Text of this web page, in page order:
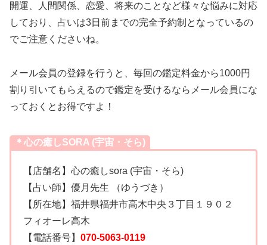
開運、人間関係、恋愛、将来のことなど様々な悩みに対応
しており、占いは3日前までの完全予約制となっているの
でご注意くださいね。
メール会員の登録を行うと、毎回の鑑定料金から1000円
割り引いてもらえるので鑑定を受けるならメール会員にな
っておくとお得ですよ！
＊心の癒しSORA (宇宙・そら)
【店舗名】心の癒しsora (宇宙・そら)
【占い師】優月先生 （ゆうづき）
【所在地】福井県福井市高木中央３丁目１９０２
フィオーレ高木
【電話番号】 070-5063-0119